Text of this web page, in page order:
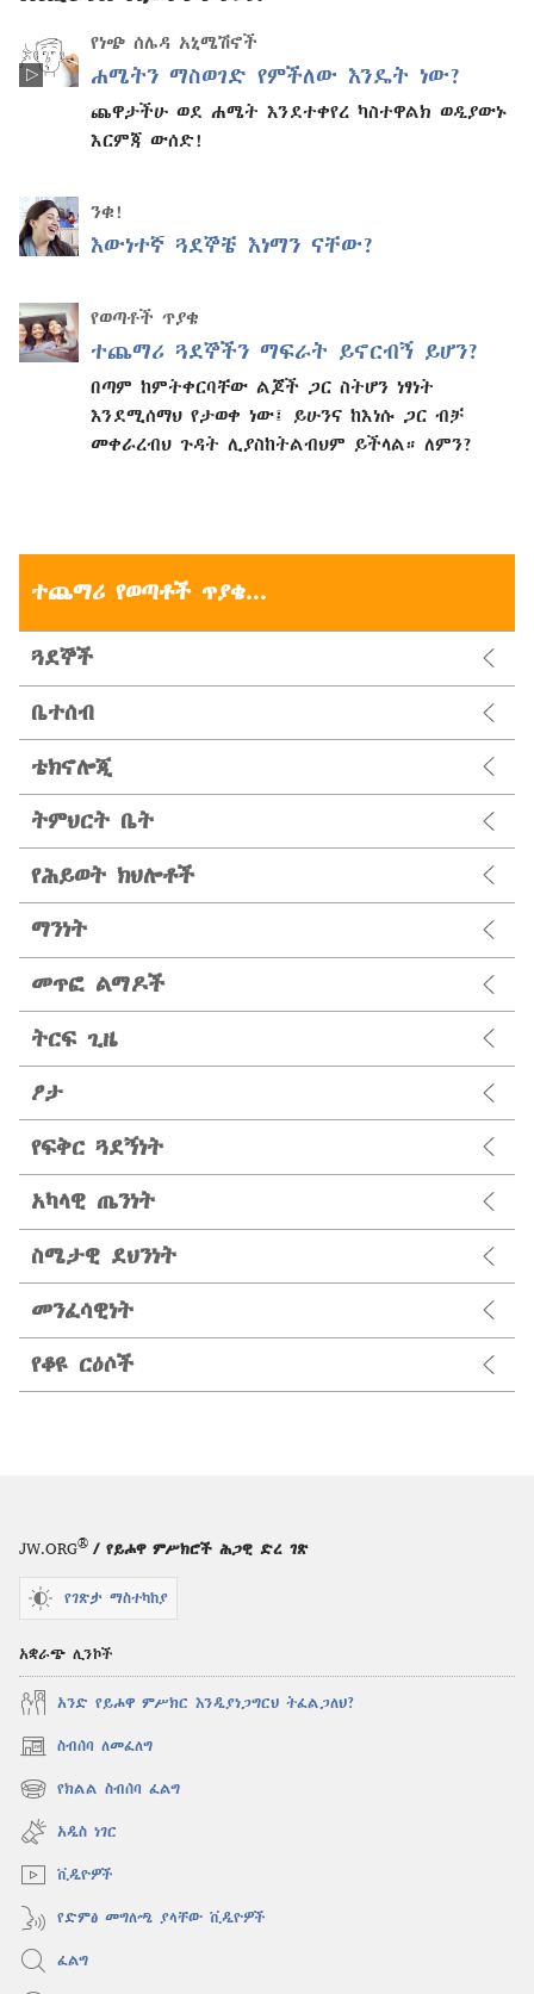
የነጭ ሰሌዳ አኒሜሽኖች
ሐሜትን ማስወገድ የምችለው እንዴት ነው?
ጨዋታችሁ ወደ ሐሜት እንደተቀየረ ካስተዋልክ ወዲያውኑ
እርምጃ ውሰድ!
ንቁ!
እውነተኛ ጓደኞቼ እነማን ናቸው?
የወጣቶች ጥያቄ
ተጨማሪ ጓደኞችን ማፍራት ይኖርብኝ ይሆን?
በጣም ከምትቀርባቸው ልጆች ጋር ስትሆን ነፃነት
እንደሚሰማህ የታወቀ ነው፤ ይሁንና ከእነሱ ጋር ብቻ
መቀራረብህ ጉዳት ሊያስከትልብህም ይችላል። ለምን?
ተጨማሪ የወጣቶች ጥያቄ...
ጓደኞች
ቤተሰብ
ቴክኖሎጂ
ትምህርት ቤት
የሕይወት ክህሎቶች
ማንነት
መጥፎ ልማዶች
ትርፍ ጊዜ
ፆታ
የፍቅር ጓደኝነት
አካላዊ ጤንነት
ስሜታዊ ደህንነት
መንፈሳዊነት
የቆዩ ርዕሶች
JW.ORG® / የይሖዋ ምሥክሮች ሕጋዊ ድረ ገጽ
የገጽታ ማስተካከያ
አቋራጭ ሊንኮች
አንድ የይሖዋ ምሥክር እንዲያነጋግርህ ትፈልጋለህ?
ስብሰባ ለመፈለግ
(አዲስ
ዊንዶው
ክፈት)
የክልል ስብሰባ ፈልግ
(አዲስ
ዊንዶው
ክፈት)
አዲስ ነገር
ቪዲዮዎች
የድምፅ መግለጫ ያላቸው ቪዲዮዎች
ፈልግ